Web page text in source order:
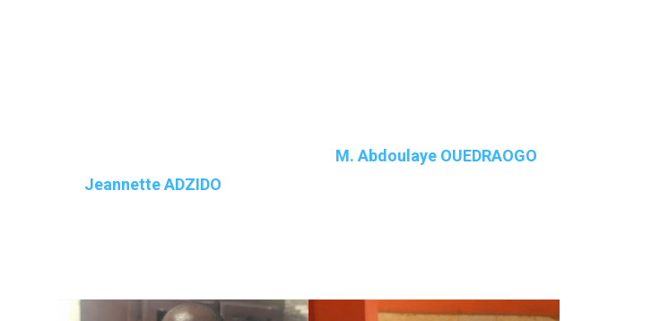
Jeannette ADZIDO
M. Abdoulaye OUEDRAOGO